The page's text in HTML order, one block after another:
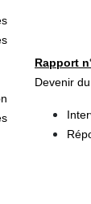
Rapport
Devenir